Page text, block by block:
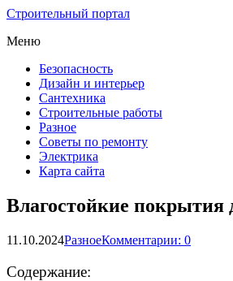
Строительный портал
Меню
Безопасность
Дизайн и интерьер
Сантехника
Строительные работы
Разное
Советы по ремонту
Электрика
Карта сайта
Влагостойкие
11.10.2024РазноеКомментарии: 0
Содержание: